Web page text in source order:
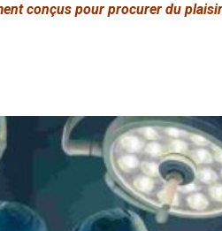
conçus pour procurer du